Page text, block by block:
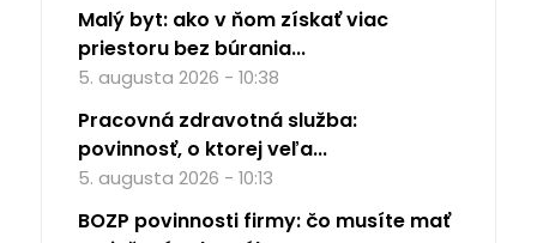
Malý byt: ako v ňom získať viac
priestoru bez búrania...
5. augusta 2026 - 10:38
Pracovná zdravotná služba:
povinnosť, o ktorej veľa...
5. augusta 2026 - 10:13
BOZP povinnosti firmy: čo musíte mať